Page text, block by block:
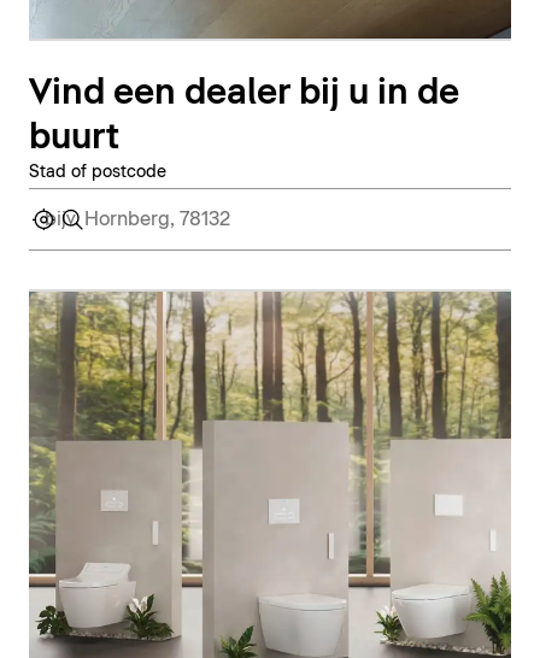
Vind een dealer bij u in de
buurt
Stad of postcode